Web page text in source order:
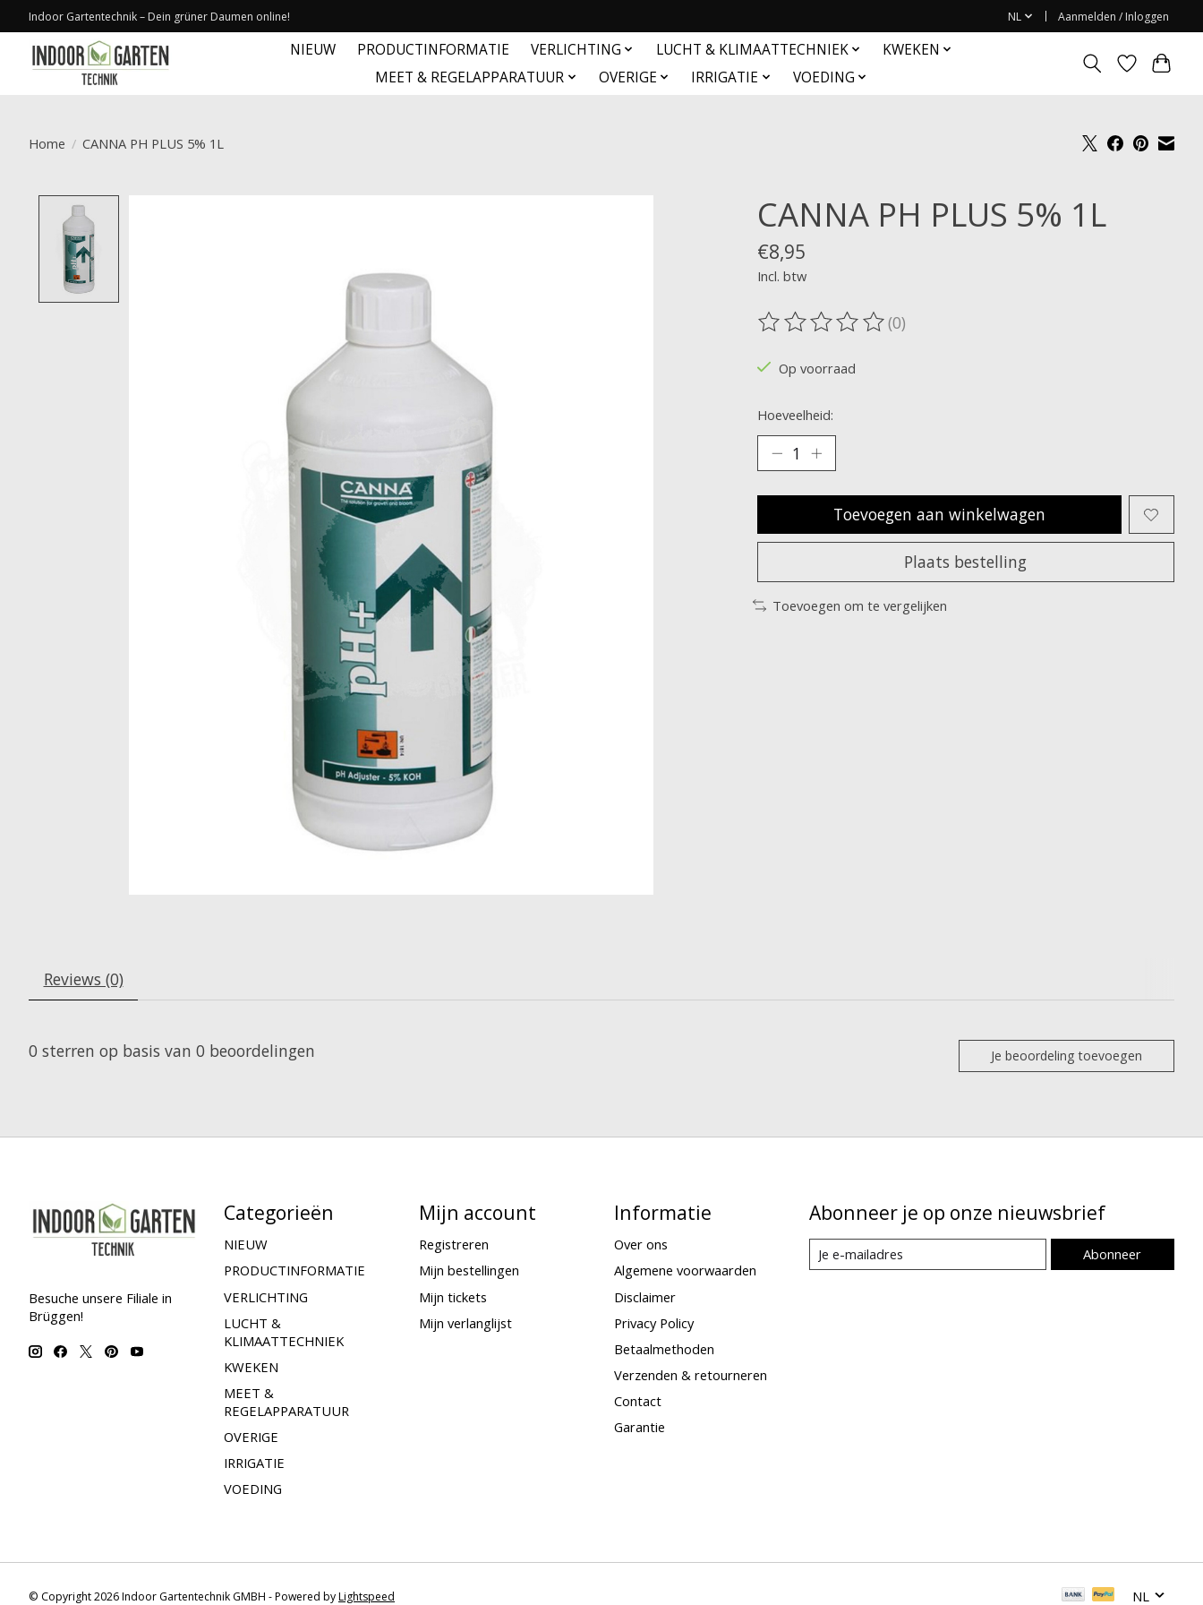
Indoor Gartentechnik – Dein grüner Daumen online! NL Aanmelden / Inloggen
NIEUW PRODUCTINFORMATIE VERLICHTING LUCHT & KLIMAATTECHNIEK
KWEKEN
MEET & REGELAPPARATUUR
OVERIGE IRRIGATIE VOEDING
Home / CANNA PH PLUS 5% 1L
CANNA PH PLUS 5% 1L
€8,95
Incl. btw
De beoordeling van dit product is
(0)
Op voorraad
Hoeveelheid:
Toevoegen aan winkelwagen
Plaats bestelling
Toevoegen om te vergelijken
Reviews (0)
0 sterren op basis van 0 beoordelingen Je beoordeling toevoegen
Besuche unsere Filiale in
Brüggen!
Categorieën
NIEUW
PRODUCTINFORMATIE
VERLICHTING
LUCHT &
KLIMAATTECHNIEK
KWEKEN
MEET &
REGELAPPARATUUR
OVERIGE
IRRIGATIE
VOEDING
Mijn account
Registreren
Mijn bestellingen
Mijn tickets
Mijn verlanglijst
Informatie
Over ons
Algemene voorwaarden
Disclaimer
Privacy Policy
Betaalmethoden
Verzenden & retourneren
Contact
Garantie
Abonneer je op onze nieuwsbrief
Abonneer
© Copyright 2026 Indoor Gartentechnik GMBH - Powered byLightspeed NL